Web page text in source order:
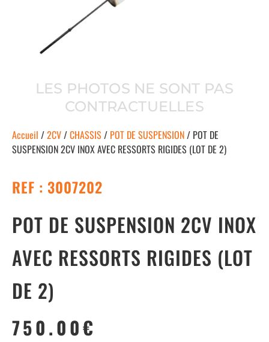
LES PHOTOS NE SONT PAS
CONTRACTUELLES
Accueil /2CV/CHASSIS/ POT DE SUSPENSION/ POT DE
SUSPENSION 2CV INOX AVEC RESSORTS RIGIDES (LOT DE 2)
REF : 3007202
POT DE SUSPENSION 2CV INOX
AVEC RESSORTS RIGIDES (LOT
DE 2)
750.00€